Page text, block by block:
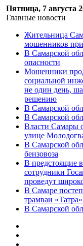
Пятница, 7 августа
Главные новости
Жительница
мошенников
В Самарской
опасности
Мошенники
социальной
не один день,
решению
В Самарской
В Самарской
Власти Самары
улице
В Самарской
бензовоза
В предстоящие
сотрудники
проведут
В Самаре
трамваи «Татра»
В Самарской